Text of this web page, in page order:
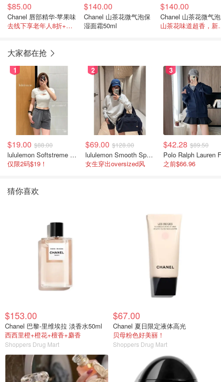
$85.00
Chanel 唇部精华-苹果味
去线下享老年人8折+满$100送30K积分
$140.00
Chanel 山茶花微气泡保
湿面霜50ml
$140.00
山茶花味
大家都在抢
1
$19.00 $88.00
lululemon Softstreme 女士高腰短裤 10cm
仅限2码$19！
2
$69.00 $128.00
lululemon Smooth Spacer 经典卫衣
女生穿出oversized风
3
$42.28 $89.50
之前$66.96
猜你喜欢
$153.00
Chanel 巴黎-里维埃拉 淡香水50ml
西西里橙+橙花+檀香+麝香
Shoppers Drug Mart
$67.00
Chanel 夏日限定液体高光
贝母粉色好美丽！
Shoppers Drug Mart